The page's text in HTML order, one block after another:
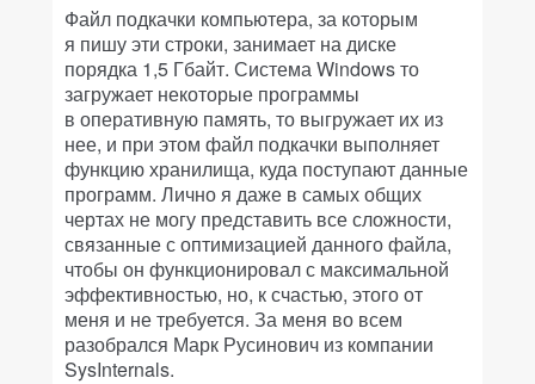
Файл подкачки компьютера, за которым
я пишу эти строки, занимает на диске
порядка 1,5 Гбайт. Система Windows то
загружает некоторые программы
в оперативную память, то выгружает их из
нее, и при этом файл подкачки выполняет
функцию хранилища, куда поступают данные
программ. Лично я даже в самых общих
чертах не могу представить все сложности,
связанные с оптимизацией данного файла,
чтобы он функционировал с максимальной
эффективностью, но, к счастью, этого от
меня и не требуется. За меня во всем
разобрался Марк Русинович из компании
SysInternals.